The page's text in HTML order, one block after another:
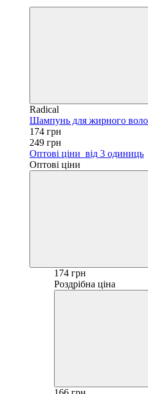
Radical
Шампунь для жирного
174 грн
249 грн
Оптові ціни від 3 одиниць
Оптові ціни
174 грн
Роздрібна ціна